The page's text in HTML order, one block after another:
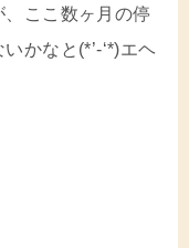
ここ数ヶ月の停
かなと(*’-‘*)エヘ